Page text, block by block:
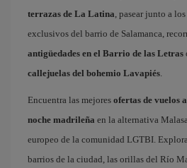
terrazas de La Latina, pasear junto a los
exclusivos del barrio de Salamanca,
antigüedades en el Barrio de las Letras
callejuelas del bohemio Lavapiés.
Encuentra las mejores ofertas de vuelos
noche madrileña en la alternativa
europeo de la comunidad LGTBI.
barrios de la ciudad, las orillas del Río